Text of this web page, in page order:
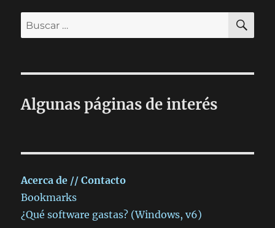
Buscar
por:
Algunas páginas de interés
Acerca de // Contacto
Bookmarks
¿Qué software gastas? (Windows, v6)